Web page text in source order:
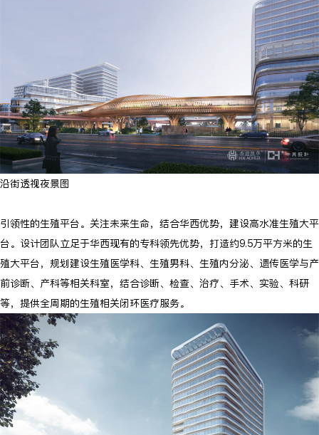
沿街透视夜景图
引领性的生殖平台。关注未来生命，结合华西优势，建设高水准生殖大平
台。设计团队立足于华西现有的专科领先优势，打造约9.5万平方米的生
殖大平台，规划建设生殖医学科、生殖男科、生殖内分泌、遗传医学与产
前诊断、产科等相关科室，结合诊断、检查、治疗、手术、实验、科研
等，提供全周期的生殖相关闭环医疗服务。